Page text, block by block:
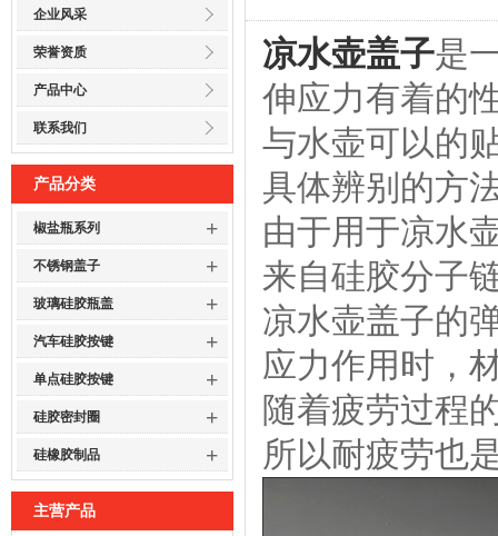
企业风采
荣誉资质
产品中心
联系我们
产品分类
椒盐瓶系列 +
不锈钢盖子 +
玻璃硅胶瓶盖 +
汽车硅胶按键 +
单点硅胶按键 +
硅胶密封圈 +
硅橡胶制品 +
主营产品
凉水壶盖子是
伸应力有着的
与水壶可以的
具体辨别的方
由于用于凉水
来自硅胶分子
凉水壶盖子的
应力作用时，
随着疲劳过程
所以耐疲劳也